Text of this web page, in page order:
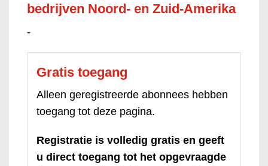
bedrijven Noord- en Zuid-Amerika
-
Gratis toegang
Alleen geregistreerde abonnees hebben
toegang tot deze pagina.
Registratie is volledig gratis en geeft
u direct toegang tot het opgevraagde